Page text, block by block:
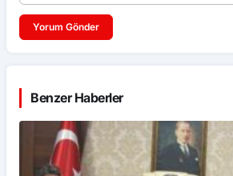
Yorum Gönder
Benzer Haberler